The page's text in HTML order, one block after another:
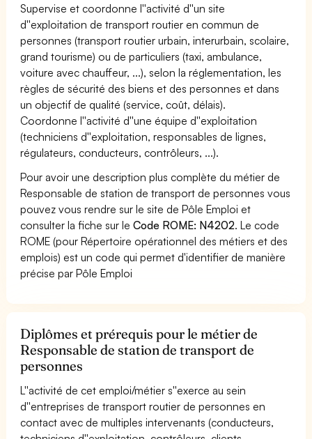
Supervise et coordonne l''activité d''un site
d''exploitation de transport routier en commun de
personnes (transport routier urbain, interurbain, scolaire,
grand tourisme) ou de particuliers (taxi, ambulance,
voiture avec chauffeur, ...), selon la réglementation, les
règles de sécurité des biens et des personnes et dans
un objectif de qualité (service, coût, délais).
Coordonne l''activité d''une équipe d''exploitation
(techniciens d''exploitation, responsables de lignes,
régulateurs, conducteurs, contrôleurs, ...).
Pour avoir une description plus complète du métier de
Responsable de station de transport de personnes vous
pouvez vous rendre sur le site de Pôle Emploi et
consulter la fiche sur leCode ROME: N4202. Le code
ROME (pour Répertoire opérationnel des métiers et des
emplois) est un code qui permet d'identifier de manière
précise par Pôle Emploi
Diplômes et prérequis pour le métier de
Responsable de station de transport de
personnes
L''activité de cet emploi/métier s''exerce au sein
d''entreprises de transport routier de personnes en
contact avec de multiples intervenants (conducteurs,